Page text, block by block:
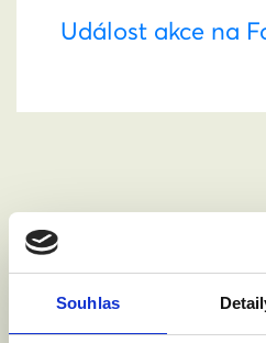
Souhlas
Událost akce na
Chci se zúčastnit.